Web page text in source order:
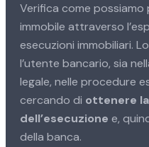
Verifica come possiamo
immobile attraverso
esecuzioni immobiliari.
l’utente bancario, sia
legale, nelle procedure
cercando di ottenere
dell’esecuzione e,
della banca.